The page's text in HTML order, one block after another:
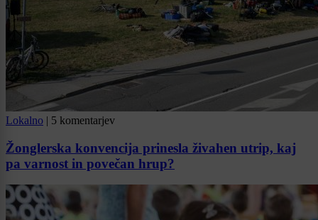
Lokalno | 5 komentarjev
Žonglerska konvencija prinesla živahen utrip, kaj
pa varnost in povečan hrup?